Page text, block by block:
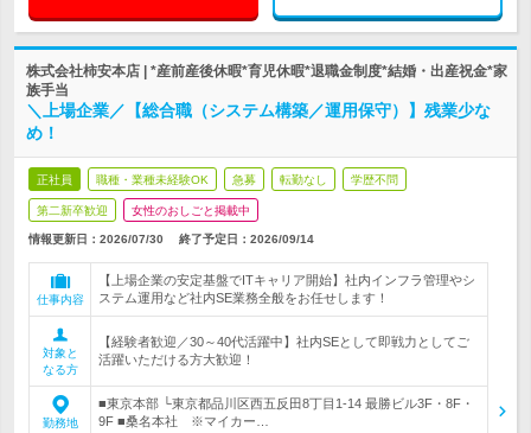
株式会社柿安本店 | *産前産後休暇*育児休暇*退職金制度*結婚・出産祝金*家
族手当
＼上場企業／【総合職（システム構築／運用保守）】残業少な
め！
正社員 職種・業種未経験OK 急募 転勤なし 学歴不問
第二新卒歓迎 女性のおしごと掲載中
情報更新日：2026/07/30 終了予定日： 2026/09/14
仕事内容
【上場企業の安定基盤でITキャリア開始】社内インフラ管理やシ
ステム運用など社内SE業務全般をお任せします！
対象と
なる方
【経験者歓迎／30～40代活躍中】社内SEとして即戦力としてご
活躍いただける方大歓迎！
勤務地
■東京本部 └東京都品川区西五反田8丁目1-14 最勝ビル3F・8F・
9F ■桑名本社 ※マイカー…